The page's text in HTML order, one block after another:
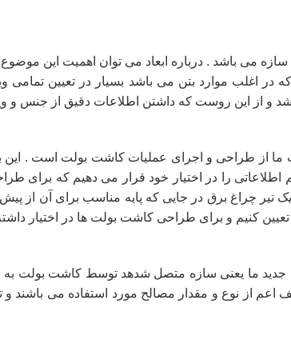
سازه می باشد . درباره ابعاد می توان اهمیت این
که در اغلب موارد بتن می باشد بسیار در تعیین
و از این روست که داشتن اطلاعات دقیق از جنس
ما از طراحی و اجرای عملیات کاشت بولت است .
را در اختیار خود قرار می دهیم که برای
چراغ برق در جایی که پایه مناسب برای آن از
کنیم و برای طراحی کاشت بولت ها در اختیار
ما یعنی سازه متصل شدهد توسط کاشت بولت به
از نوع و مقدار مصالح مورد استفاده می باشند و